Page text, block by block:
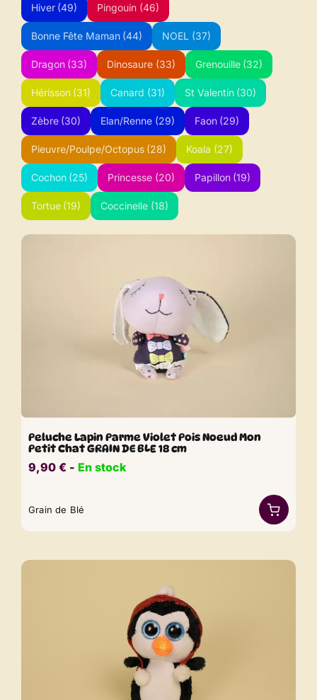
Hiver (49) Pingouin (46)
Bonne Fête Maman (44) NOEL (37)
Dragon (33) Dinosaure (33) Grenouille (32)
Hérisson (31) Canard (31) St Valentin (30)
Zèbre (30) Elan/Renne (29) Faon (29)
Pieuvre/Poulpe/Octopus (28) Koala (27)
Cochon (25) Princesse (20) Papillon (19)
Tortue (19) Coccinelle (18)
Peluche Lapin Parme Violet Pois Noeud Mon
Petit Chat GRAIN DE BLE 18 cm
9,90 € ​​ - En stock
Grain de Blé